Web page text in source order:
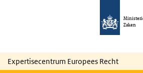
Zaken
Expertisecentrum Europees Recht